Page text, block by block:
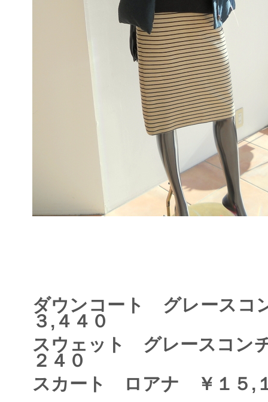
ダウンコート グレースコ
３,４４０
スウェット グレースコン
２４０
スカート ロアナ ￥１５,